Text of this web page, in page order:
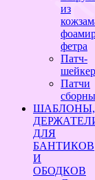
из
фетра
Патч-
шейкер
Патчи
ШАБЛОНЫ,
ДЛЯ
БАНТИКОВ
И
ОБОДКОВ